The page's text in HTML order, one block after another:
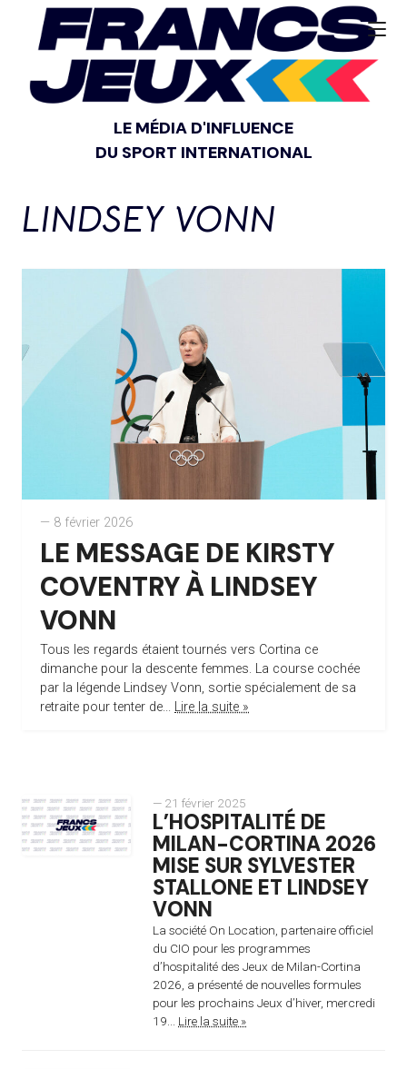
LE MÉDIA D'INFLUENCE
DU SPORT INTERNATIONAL
LINDSEY VONN
— 8 février 2026
LE MESSAGE DE KIRSTY
COVENTRY À LINDSEY
VONN
Tous les regards étaient tournés vers Cortina ce
dimanche pour la descente femmes. La course cochée
par la légende Lindsey Vonn, sortie spécialement de sa
retraite pour tenter de... Lire la suite »
— 21 février 2025
L’HOSPITALITÉ DE
MILAN-CORTINA 2026
MISE SUR SYLVESTER
STALLONE ET LINDSEY
VONN
La société On Location, partenaire officiel
du CIO pour les programmes
d’hospitalité des Jeux de Milan-Cortina
2026, a présenté de nouvelles formules
pour les prochains Jeux d’hiver, mercredi
19... Lire la suite »